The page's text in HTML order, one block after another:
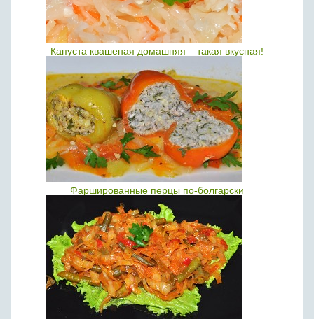
Капуста квашеная домашняя – такая вкусная!
Фаршированные перцы по-болгарски